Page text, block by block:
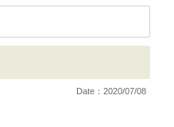
Date：2020/07/08